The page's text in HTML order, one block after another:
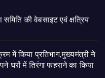
की वेबसाइट एवं क्षत्रिय
में किया प्रतिभाग,मुख्यमंत्री ने
घरों में तिरंगा फहराने का किया